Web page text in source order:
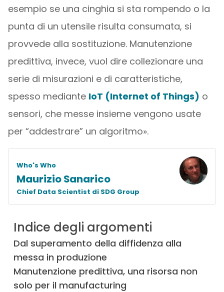
esempio se una cinghia si sta rompendo o la
punta di un utensile risulta consumata, si
provvede alla sostituzione. Manutenzione
predittiva, invece, vuol dire collezionare una
serie di misurazioni e di caratteristiche,
spesso mediante IoT (Internet of Things) o
sensori, che messe insieme vengono usate
per “addestrare” un algoritmo».
Who's Who
Maurizio Sanarico
Chief Data Scientist di SDG Group
Indice degli argomenti
Dal superamento della diffidenza alla
messa in produzione
Manutenzione predittiva, una risorsa non
solo per il manufacturing